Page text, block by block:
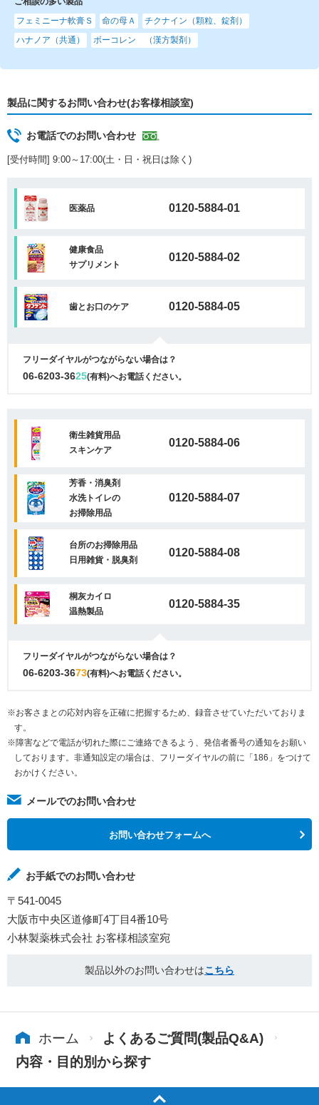
フェミニーナ軟膏Ｓ
命の母Ａ
チクナイン（顆粒、錠剤）
ハナノア（共通）
ボーコレン （漢方製剤）
製品に関するお問い合わせ(お客様相談室)
お電話でのお問い合わせ
[受付時間] 9:00～17:00(土・日・祝日は除く)
医薬品 0120-5884-01
健康食品
サプリメント
0120-5884-02
歯とお口のケア 0120-5884-05
フリーダイヤルがつながらない場合は？
06-6203-3625(有料)へお電話ください。
衛生雑貨用品
スキンケア
0120-5884-06
芳香・消臭剤
水洗トイレの
お掃除用品
0120-5884-07
台所のお掃除用品
日用雑貨・脱臭剤
0120-5884-08
桐灰カイロ
温熱製品
0120-5884-35
フリーダイヤルがつながらない場合は？
06-6203-3673(有料)へお電話ください。
※お客さまとの応対内容を正確に把握するため、録音させていただいておりま
す。
※障害などで電話が切れた際にご連絡できるよう、発信者番号の通知をお願い
しております。非通知設定の場合は、フリーダイヤルの前に「186」をつけて
おかけください。
メールでのお問い合わせ
お問い合わせフォームへ
お手紙でのお問い合わせ
〒541-0045
大阪市中央区道修町4丁目4番10号
小林製薬株式会社 お客様相談室宛
製品以外のお問い合わせはこちら
ホーム
よくあるご質問(製品Q&A)
内容・目的別から探す